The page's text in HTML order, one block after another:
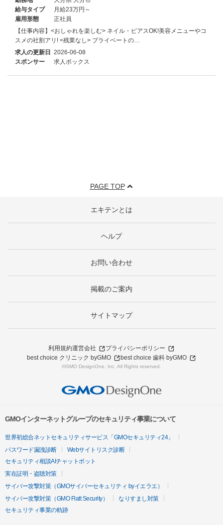
給与タイプ
月給23万円～
雇用形態
正社員
【仕事内容】<おしゃれを楽しむ> ネイル・ピアスOK!美容メニューやコ
スメの社割アリ! <残業なし> プライベートの…
求人の更新日 2026-06-08
スポンサー
求人ボックス
PAGE TOP
エキテンとは
ヘルプ
お問い合わせ
掲載のご案内
サイトマップ
利用規約運営会社
プライバシーポリシー
best choice クリニック byGMO
best choice 歯科 byGMO
©GMO DesignOne, Inc. All Rights reserved.
GMOインターネットグループのセキュリティ事業について
世界初総合ネットセキュリティサービス「GMOセキュリティ24」
パスワード漏洩診断
Webサイトリスク診断
セキュリティ相談AIチャットボット
実在証明・盗聴対策
サイバー攻撃対策（GMOサイバーセキュリティ byイエラエ）
サイバー攻撃対策（GMO Flatt Security）
なりすまし対策
セキュリティ事業の軌跡